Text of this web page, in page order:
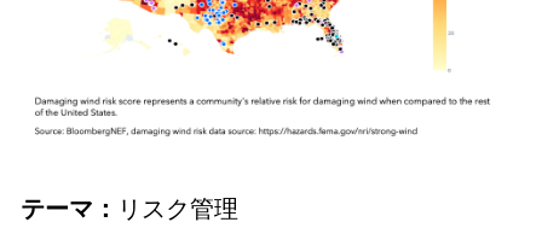
テーマ： リスク管理